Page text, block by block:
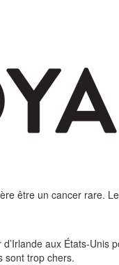
être un cancer rare.
aux États-Unis
sont trop chers.